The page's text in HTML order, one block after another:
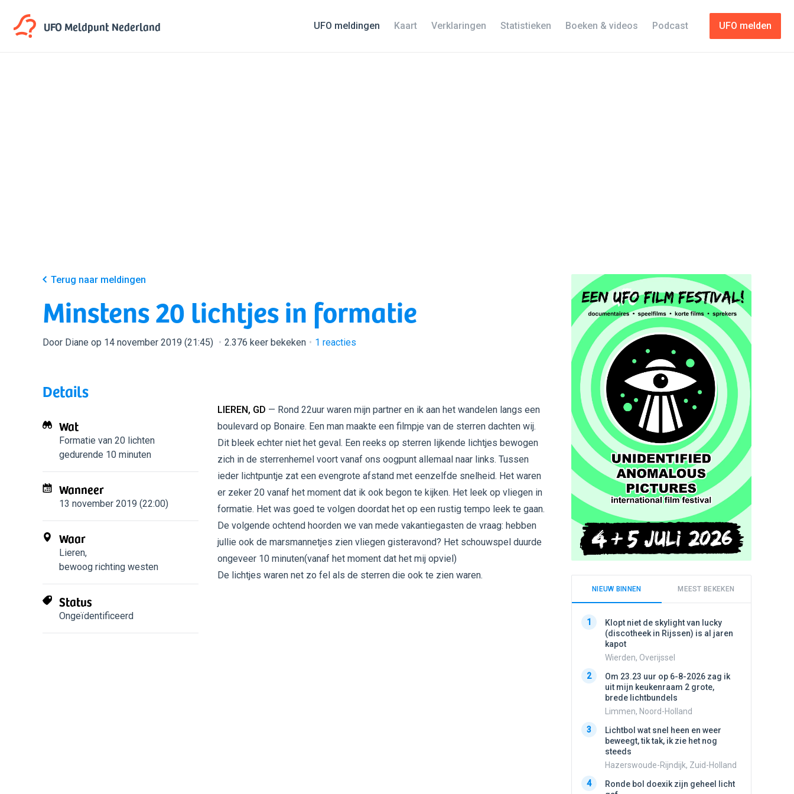
UFO MeldpuntNederland UFO melden
UFO meldingen Kaart Verklaringen Statistieken Boeken & videos Podcast
Terug naar meldingen
Minstens 20 lichtjes in formatie
Door Diane op 14 november 2019 (21:45) 2.376 keer bekeken 1 reacties
Details
Wat
Formatie van 20 lichten
gedurende 10 minuten
Wanneer
13 november 2019 (22:00)
Waar
Lieren,
bewoog richting westen
Status
Ongeïdentificeerd
LIEREN, GD — Rond 22uur waren mijn partner en ik aan het wandelen langs een
boulevard op Bonaire. Een man maakte een filmpje van de sterren dachten wij.
Dit bleek echter niet het geval. Een reeks op sterren lijkende lichtjes bewogen
zich in de sterrenhemel voort vanaf ons oogpunt allemaal naar links. Tussen
ieder lichtpuntje zat een evengrote afstand met eenzelfde snelheid. Het waren
er zeker 20 vanaf het moment dat ik ook begon te kijken. Het leek op vliegen in
formatie. Het was goed te volgen doordat het op een rustig tempo leek te gaan.
De volgende ochtend hoorden we van mede vakantiegasten de vraag: hebben
jullie ook de marsmannetjes zien vliegen gisteravond? Het schouwspel duurde
ongeveer 10 minuten(vanaf het moment dat het mij opviel)
De lichtjes waren net zo fel als de sterren die ook te zien waren.
NIEUW BINNEN MEEST BEKEKEN
1
Klopt niet de skylight van lucky
(discotheek in Rijssen) is al jaren
kapot
Wierden, Overijssel
2
Om 23.23 uur op 6-8-2026 zag ik
uit mijn keukenraam 2 grote,
brede lichtbundels
Limmen, Noord-Holland
3
Lichtbol wat snel heen en weer
beweegt, tik tak, ik zie het nog
steeds
Hazerswoude-Rijndijk, Zuid-Holland
4
Ronde bol doexik zijn geheel licht